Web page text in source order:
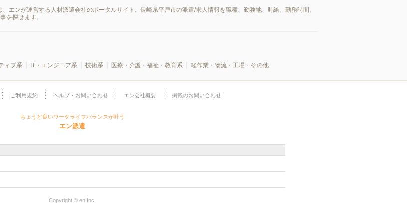
エンが運営する人材派遣会社のポータルサイト。長崎県平戸市の派遣/求人情報を職種、勤務地、時給、勤務時間、
を探せます。
ィブ系 IT・エンジニア系 技術系 医療・介護・福祉・教育系 軽作業・物流・工場・その他
ご利用規約 ヘルプ・お問い合わせ エン会社概要 掲載のお問い合わせ
ちょうど良いワークライフバランスが叶う
エン派遣
Copyright © en Inc.